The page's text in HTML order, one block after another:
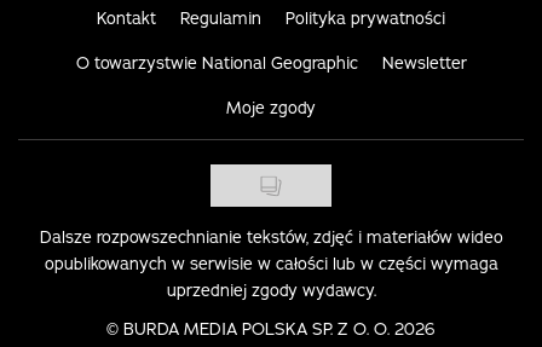
Kontakt Regulamin Polityka prywatności
O towarzystwie National Geographic Newsletter
Moje zgody
Dalsze rozpowszechnianie tekstów, zdjęć i materiałów wideo
opublikowanych w serwisie w całości lub w części wymaga
uprzedniej zgody wydawcy.
© BURDA MEDIA POLSKA SP. Z O. O. 2026